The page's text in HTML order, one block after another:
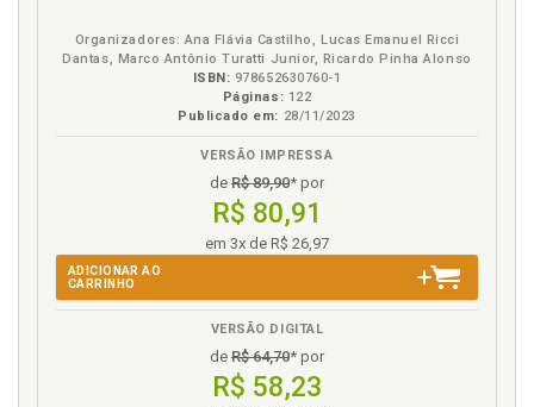
Organizadores: Ana Flávia Castilho, Lucas Emanuel Ricci
Dantas, Marco Antônio Turatti Junior, Ricardo Pinha Alonso
ISBN: 978652630760-1
Páginas: 122
Publicado em: 28/11/2023
VERSÃO IMPRESSA
de R$ 89,90* por
R$ 80,91
em 3x de R$ 26,97
ADICIONAR AO
CARRINHO
VERSÃO DIGITAL
de R$ 64,70* por
R$ 58,23